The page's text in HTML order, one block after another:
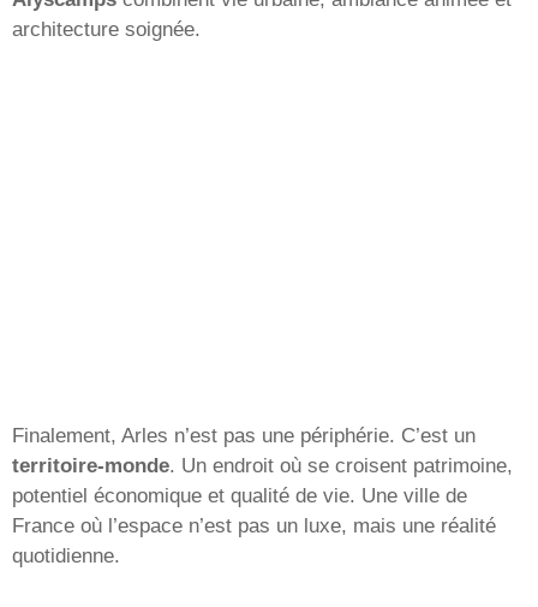
architecture soignée.
Finalement, Arles n’est pas une périphérie. C’est un
territoire-monde. Un endroit où se croisent patrimoine,
potentiel économique et qualité de vie. Une ville de
France où l’espace n’est pas un luxe, mais une réalité
quotidienne.